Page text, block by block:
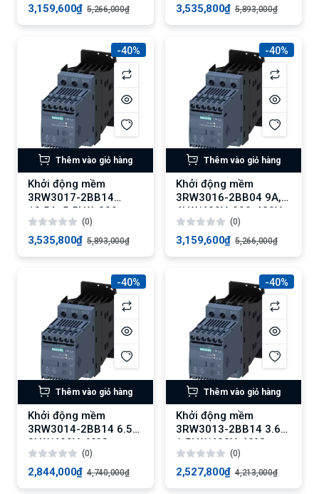
3,159,600₫ 5,266,000₫ 3,535,800₫ 5,893,000₫
-40%
Thêm vào giỏ hàng
Khởi động mềm
3RW3017-2BB14
12.5A, 5.5kW, 200-
480V AC
(0)
3,535,800₫ 5,893,000₫
-40%
Thêm vào giỏ hàng
Khởi động mềm
3RW3016-2BB04 9A,
4kW/400V, 200-480V
AC
(0)
3,159,600₫ 5,266,000₫
-40%
Thêm vào giỏ hàng
Khởi động mềm
3RW3014-2BB14 6.5A,
3kW/400V, 40°C
(0)
2,844,000₫ 4,740,000₫
-40%
Thêm vào giỏ hàng
Khởi động mềm
3RW3013-2BB14 3.6A,
1.5kW/400V, 40°C
(0)
2,527,800₫ 4,213,000₫